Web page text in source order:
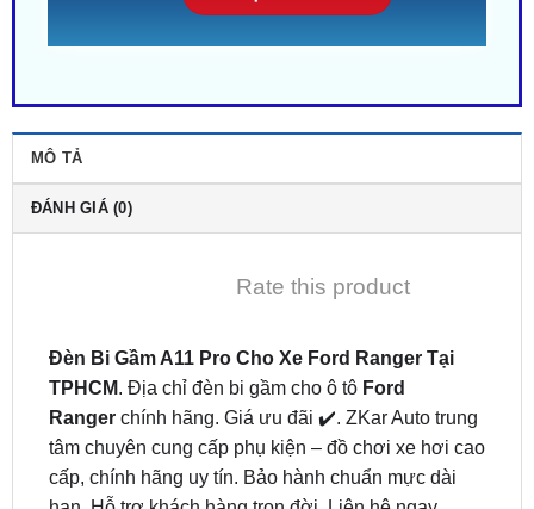
Rate this product
Đèn Bi Gầm A11 Pro Cho Xe Ford Ranger Tại
TPHCM. Địa chỉ đèn bi gầm cho ô tôFord